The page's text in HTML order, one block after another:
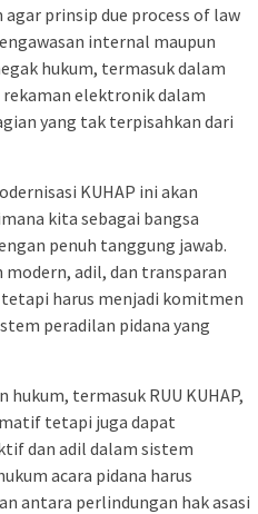
prinsip due process of law
internal maupun
hukum, termasuk dalam
elektronik dalam
yang tak terpisahkan dari
KUHAP ini akan
kita sebagai bangsa
penuh tanggung jawab.
modern, adil, dan transparan
harus menjadi komitmen
peradilan pidana yang
termasuk RUU KUHAP,
tetapi juga dapat
dan adil dalam sistem
acara pidana harus
antara perlindungan hak asasi